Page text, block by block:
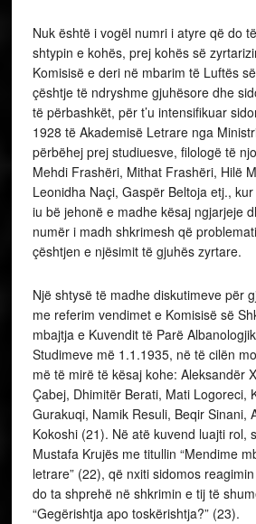
Nuk është i vogël numri i atyre që do
shtypin e kohës, prej kohës së
Komisisë e deri në mbarim të Luftës
çështje të ndryshme gjuhësore dhe
të përbashkët, për t’u intensifikuar
1928 të Akademisë Letrare nga
përbëhej prej studiuesve, filologë të
Mehdi Frashëri, Mithat Frashëri, Hilë
Leonidha Naçi, Gaspër Beltoja etj.,
iu bë jehonë e madhe kësaj ngjarjeje
numër i madh shkrimesh që
çështjen e njësimit të gjuhës zyrtare.
Një shtysë të madhe diskutimeve për
me referim vendimet e Komisisë së
mbajtja e Kuvendit të Parë
Studimeve më 1.1.1935, në të cilën
më të mirë të kësaj kohe: Aleksandër
Çabej, Dhimitër Berati, Mati Logoreci,
Gurakuqi, Namik Resuli, Beqir Sinani,
Kokoshi (21). Në atë kuvend luajti rol,
Mustafa Krujës me titullin “Mendime
letrare” (22), që nxiti sidomos
do ta shprehë në shkrimin e tij të
“Gegërishtja apo toskërishtja?” (23).